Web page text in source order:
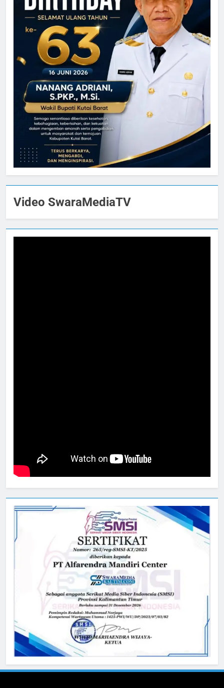
Video SwaraMediaTV